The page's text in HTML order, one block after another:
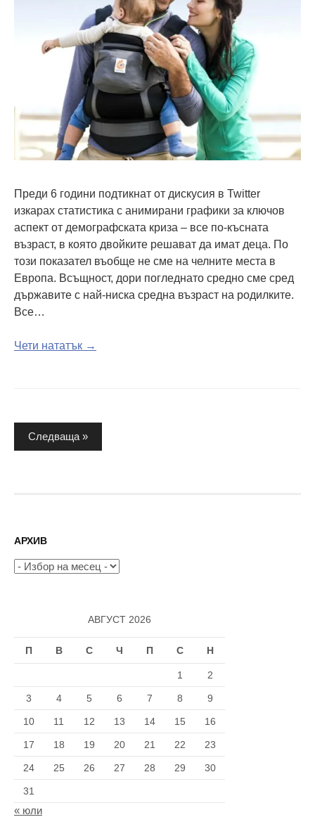
Преди 6 години подтикнат от дискусия в Twitter
изкарах статистика с анимирани графики за ключов
аспект от демографската криза – все по-късната
възраст, в която двойките решават да имат деца. По
този показател въобще не сме на челните места в
Европа. Всъщност, дори погледнато средно сме сред
държавите с най-ниска средна възраст на родилките.
Все…
Чети нататък →
Разделяне
на
Следваща »
АРХИВ
Архив
АВГУСТ 2026
П В С Ч П С Н
1 2
3 4 5 6 7 8 9
10 11 12 13 14 15 16
17 18 19 20 21 22 23
24 25 26 27 28 29 30
31
« юли